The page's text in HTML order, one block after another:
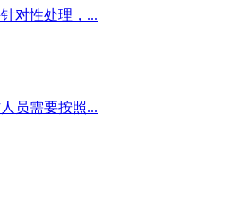
对性处理，...
员需要按照...